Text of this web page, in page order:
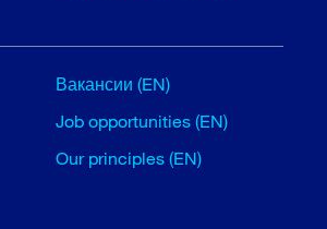
Вакансии (EN)
Job opportunities (EN)
Our principles (EN)